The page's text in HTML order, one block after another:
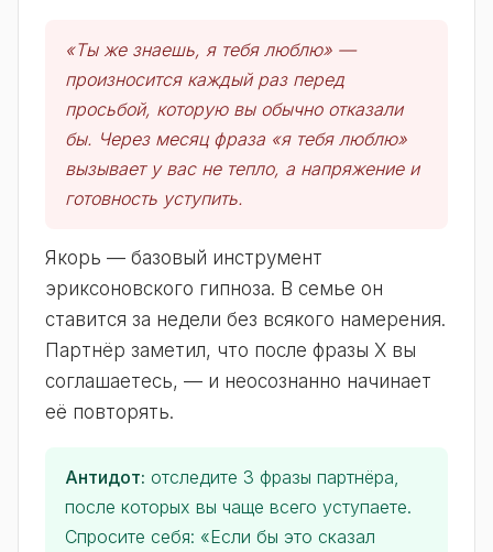
«Ты же знаешь, я тебя люблю» —
произносится каждый раз перед
просьбой, которую вы обычно отказали
бы. Через месяц фраза «я тебя люблю»
вызывает у вас не тепло, а напряжение и
готовность уступить.
Якорь — базовый инструмент
эриксоновского гипноза. В семье он
ставится за недели без всякого намерения.
Партнёр заметил, что после фразы X вы
соглашаетесь, — и неосознанно начинает
её повторять.
Антидот: отследите 3 фразы партнёра,
после которых вы чаще всего уступаете.
Спросите себя: «Если бы это сказал